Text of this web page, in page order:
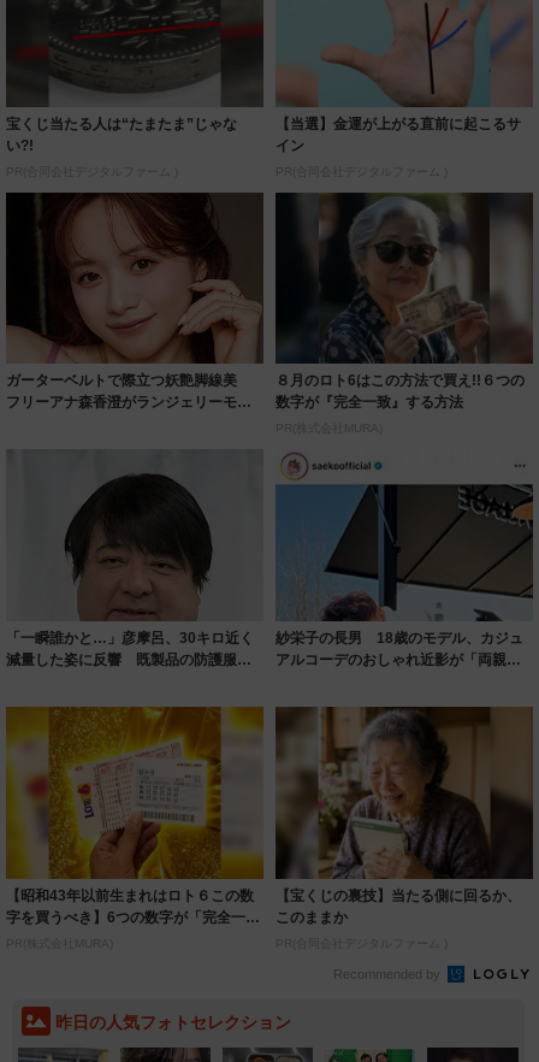
宝くじ当たる人は“たまたま”じゃな
い?!
PR(合同会社デジタルファーム )
【当選】金運が上がる直前に起こるサ
イン
PR(合同会社デジタルファーム )
ガーターベルトで際立つ妖艶脚線美
フリーアナ森香澄がランジェリーモデ
８月のロト6はこの方法で買え!!６つの
数字が『完全一致』する方法
PR(株式会社MURA)
「一瞬誰かと…」彦摩呂、30キロ近く
減量した姿に反響 既製品の防護服が
紗栄子の長男 18歳のモデル、カジュ
アルコーデのおしゃれ近影が「両親の
【昭和43年以前生まれはロト６この数
字を買うべき】6つの数字が「完全一
致」する方...
PR(株式会社MURA)
【宝くじの裏技】当たる側に回るか、
このままか
PR(合同会社デジタルファーム )
Recommended by
昨日の人気フォトセレクション